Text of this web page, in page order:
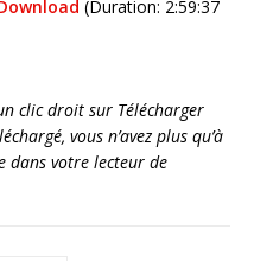
(Duration: 2:59:37
clic droit sur Télécharger
vous n’avez plus qu’à
dans votre lecteur de